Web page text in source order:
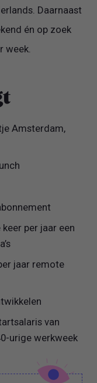
Daarnaast
én op zoek
week.
Amsterdam,
per jaar een
jaar remote
van
urige werkweek